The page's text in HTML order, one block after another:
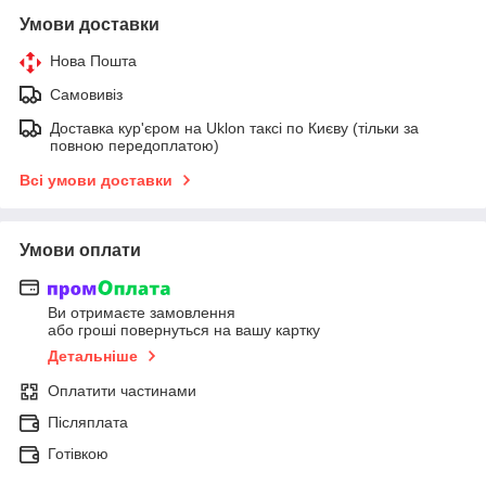
Умови доставки
Нова Пошта
Самовивіз
Доставка кур'єром на Uklon таксі по Києву (тільки за
повною передоплатою)
Всі умови доставки
Умови оплати
Ви отримаєте замовлення
або гроші повернуться на вашу картку
Детальніше
Оплатити частинами
Післяплата
Готівкою